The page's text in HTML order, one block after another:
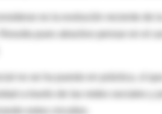
es la evolución reciente de
pues atractivo pensar en el
no se ha puesto en práctica, sí